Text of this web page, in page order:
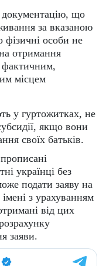
документацію, що
за вказаною
особи не
отримання
фактичним,
місцем
у гуртожитках, не
якщо вони
своїх батьків.
українці без
подати заяву на
з урахуванням
від цих
заяви.